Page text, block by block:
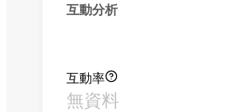
互動分析
互動率
無資料